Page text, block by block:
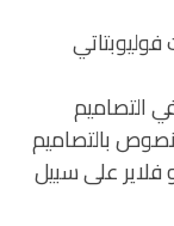
فوليوبتاتي
التصاميم
بالتصاميم
على سبيل